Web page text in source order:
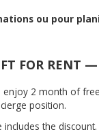
ou pour
FOR RENT
2 month of
position.
the discount.